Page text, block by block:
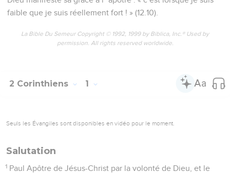
faible que je suis réellement fort ! » (12.10).
La Bible Du Semeur Copyright © 1992, 1999 by Biblica, Inc.® Used by
permission. All rights reserved worldwide.
2 Corinthiens 1
Seuls les Évangiles sont disponibles en vidéo pour le moment.
Salutation
1 Paul Apôtre de Jésus-Christ par la volonté de Dieu, et le